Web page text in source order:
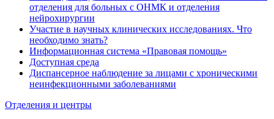
отделения для больных с ОНМК и отделения
нейрохирургии
Участие в научных клинических исследованиях. Что
необходимо знать?
Информационная система «Правовая помощь»
Доступная среда
Диспансерное наблюдение за лицами с хроническими
неинфекционными заболеваниями
Отделения и центры